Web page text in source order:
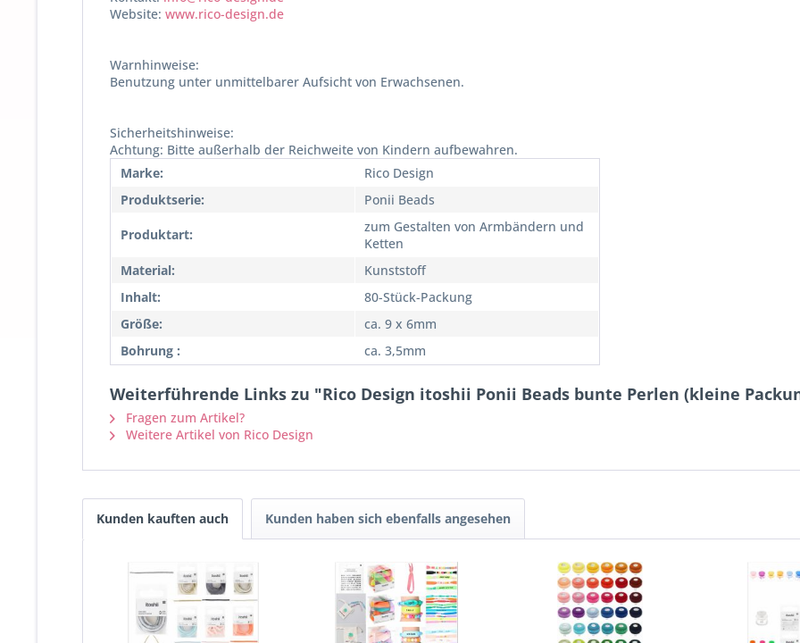
Website: www.rico-design.de
Warnhinweise:
Benutzung unter unmittelbarer Aufsicht von Erwachsenen.
Sicherheitshinweise:
Achtung: Bitte außerhalb der Reichweite von Kindern aufbewahren.
Marke:
Rico Design
Produktserie:
Ponii Beads
Produktart:
zum Gestalten von Armbändern und
Ketten
Material:
Kunststoff
Inhalt:
80-Stück-Packung
Größe:
ca. 9 x 6mm
Bohrung :
ca. 3,5mm
Weiterführende Links zu "Rico Design itoshii Ponii Beads bunte Perlen (kleine
Fragen zum Artikel?
Weitere Artikel von Rico Design
Kunden kauften auch Kunden haben sich ebenfalls angesehen